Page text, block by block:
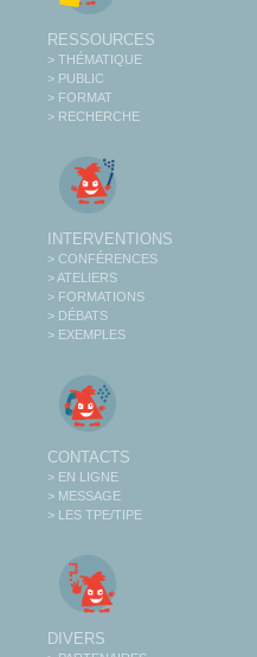
RESSOURCES
> THÉMATIQUE
> PUBLIC
> FORMAT
> RECHERCHE
INTERVENTIONS
> CONFÉRENCES
> ATELIERS
> FORMATIONS
> DÉBATS
> EXEMPLES
CONTACTS
> EN LIGNE
> MESSAGE
> LES TPE/TIPE
DIVERS